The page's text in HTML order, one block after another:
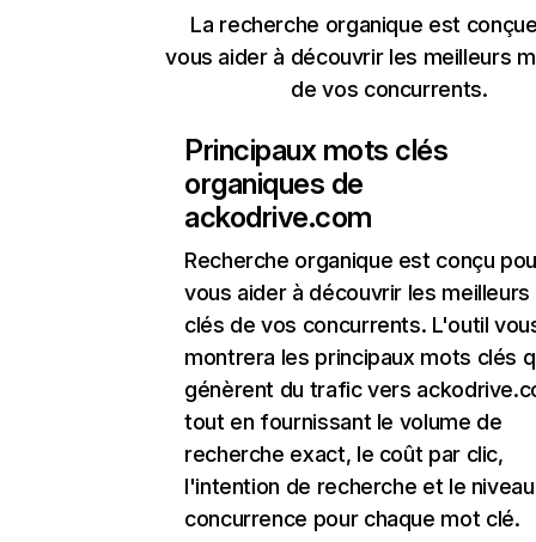
La recherche organique est
vous aider à découvrir les meilleurs
de vos concurrents.
Principaux mots clés
organiques de
ackodrive.com
Recherche organique est conçu
vous aider à découvrir les
clés de vos concurrents. L'outil
montrera les principaux mots clés
génèrent du trafic vers
tout en fournissant le volume de
recherche exact, le coût par clic,
l'intention de recherche et le
concurrence pour chaque mot clé.